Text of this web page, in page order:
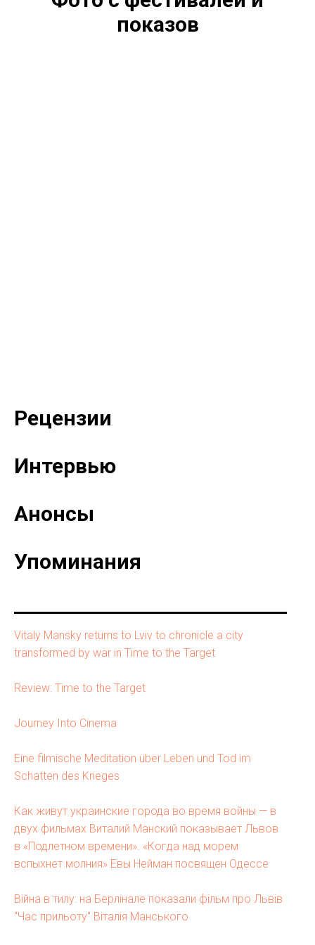
показов
Рецензии
Интервью
Анонсы
Упоминания
Vitaly Mansky returns to Lviv to chronicle a city
transformed by war in Time to the Target
Review: Time to the Target
Journey Into Cinema
Eine filmische Meditation über Leben und Tod im
Schatten des Krieges
Как живут украинские города во время войны — в
двух фильмах Виталий Манский показывает Львов
в «Подлетном времени». «Когда над морем
вспыхнет молния» Евы Нейман посвящен Одессе
Війна в тилу: на Берлінале показали фільм про Львів
"Час прильоту" Віталія Манського